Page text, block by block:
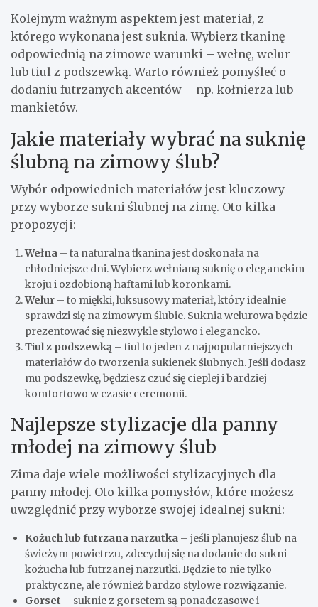
Kolejnym ważnym aspektem jest materiał, z
którego wykonana jest suknia. Wybierz tkaninę
odpowiednią na zimowe warunki – wełnę, welur
lub tiul z podszewką. Warto również pomyśleć o
dodaniu futrzanych akcentów – np. kołnierza lub
mankietów.
Jakie materiały wybrać na suknię
ślubną na zimowy ślub?
Wybór odpowiednich materiałów jest kluczowy
przy wyborze sukni ślubnej na zimę. Oto kilka
propozycji:
Wełna – ta naturalna tkanina jest doskonała na
chłodniejsze dni. Wybierz wełnianą suknię o eleganckim
kroju i ozdobioną haftami lub koronkami.
Welur – to miękki, luksusowy materiał, który idealnie
sprawdzi się na zimowym ślubie. Suknia welurowa będzie
prezentować się niezwykle stylowo i elegancko.
Tiul z podszewką – tiul to jeden z najpopularniejszych
materiałów do tworzenia sukienek ślubnych. Jeśli dodasz
mu podszewkę, będziesz czuć się cieplej i bardziej
komfortowo w czasie ceremonii.
Najlepsze stylizacje dla panny
młodej na zimowy ślub
Zima daje wiele możliwości stylizacyjnych dla
panny młodej. Oto kilka pomysłów, które możesz
uwzględnić przy wyborze swojej idealnej sukni:
Kożuch lub futrzana narzutka – jeśli planujesz ślub na
świeżym powietrzu, zdecyduj się na dodanie do sukni
kożucha lub futrzanej narzutki. Będzie to nie tylko
praktyczne, ale również bardzo stylowe rozwiązanie.
Gorset – suknie z gorsetem są ponadczasowe i